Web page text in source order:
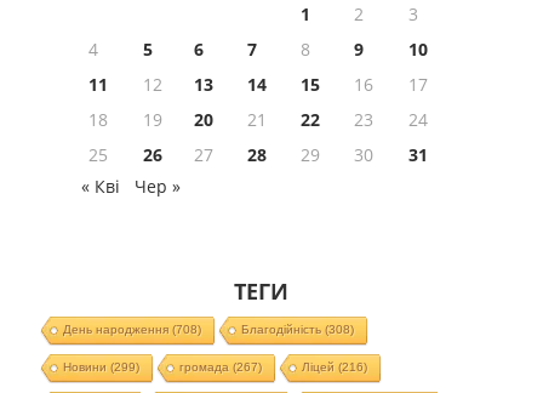
1
2
3
4
5 6 7 8 9
10
11
12 13 14 15 16
17
18
19 20 21 22 23
24
25
26 27 28 29 30
31
« Кві
Чер »
ТЕГИ
День народження(708) Благодійність (308)
Новини (299) громада (267) Ліцей (216)